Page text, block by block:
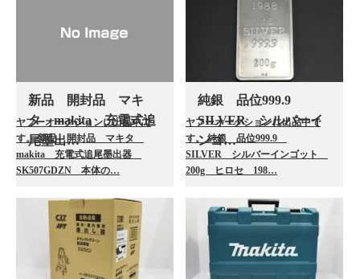
新品 開封品 マキ
タ makita 充電式追
尾墨出…
ヤフーオークションに出品中で
す。 新品 開封品 マキタ
makita 充電式追尾墨出器
SK507GDZN 本体の…
純銀 品位999.9
SILVER シルバーイ
ンゴ…
ヤフーオークションに出品中で
す。 純銀 品位999.9
SILVER シルバーインゴット
200g ヒロセ 198…